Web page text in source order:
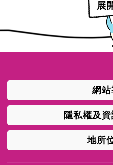
展
網
隱私權及
地所